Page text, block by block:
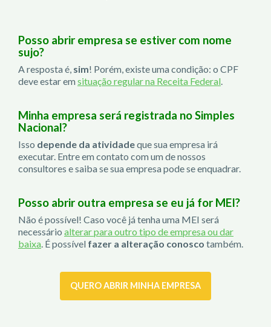
Posso abrir empresa se estiver com nome
sujo?
A resposta é, sim! Porém, existe uma condição: o CPF
deve estar emsituação regular na Receita Federal.
Minha empresa será registrada no Simples
Nacional?
Isso depende da atividadeque sua empresa irá
executar. Entre em contato com um de nossos
consultores e saiba se sua empresa pode se enquadrar.
Posso abrir outra empresa se eu já for MEI?
Não é possível! Caso você já tenha uma MEI será
necessário alterar para outro tipo de empresa ou dar
baixa. É possível fazer a alteração conosco também.
QUERO ABRIR MINHA EMPRESA